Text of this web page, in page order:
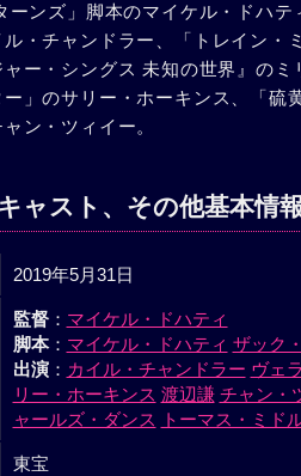
ーンズ」脚本のマイケル・ドハ
・チャンドラー、「トレイン・
ャー・シングス 未知の世界』の
」のサリー・ホーキンス、「硫
ン・ツィイー。
ャスト、その他基本情
2019年5月31日
監督： マイケル・ドハティ
脚本： マイケル・ドハティ ザック
出演： カイル・チャンドラー ヴェ
リー・ホーキンス 渡辺謙 チャン・
ャールズ・ダンス
トーマス・ミド
東宝